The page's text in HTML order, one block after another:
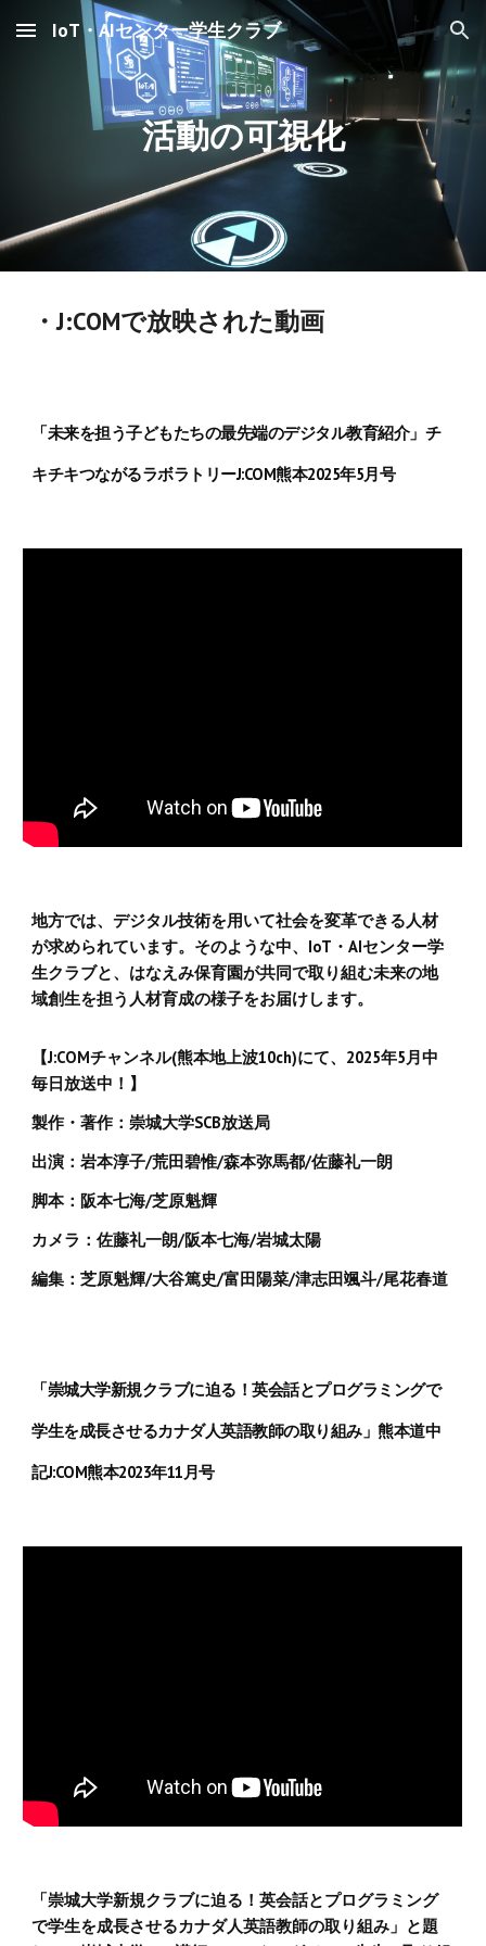
Skip to main content Skip to navigation
IoT・AIセンター学生クラブ
活動の可視化
・J:COMで放映された動画
「未来を担う子どもたちの最先端のデジタル教育紹介」チ
キチキつながるラボラトリーJ:COM熊本2025年5月号
地方では、デジタル技術を用いて社会を変革できる人材
が求められています。そのような中、IoT・AIセンター学
生クラブと、はなえみ保育園が共同で取り組む未来の地
域創生を担う人材育成の様子をお届けします。
【J:COMチャンネル(熊本地上波10ch)にて、2025年5月中
毎日放送中！】
製作・著作：崇城大学SCB放送局
出演：岩本淳子/荒田碧惟/森本弥馬都/佐藤礼一朗
脚本：阪本七海/芝原魁輝
カメラ：佐藤礼一朗/阪本七海/岩城太陽
編集：芝原魁輝/大谷篤史/富田陽菜/津志田颯斗/尾花春道
「崇城大学新規クラブに迫る！英会話とプログラミングで
学生を成長させるカナダ人英語教師の取り組み」熊本道中
記J:COM熊本2023年11月号
「崇城大学新規クラブに迫る！英会話とプログラミング
で学生を成長させるカナダ人英語教師の取り組み」と題